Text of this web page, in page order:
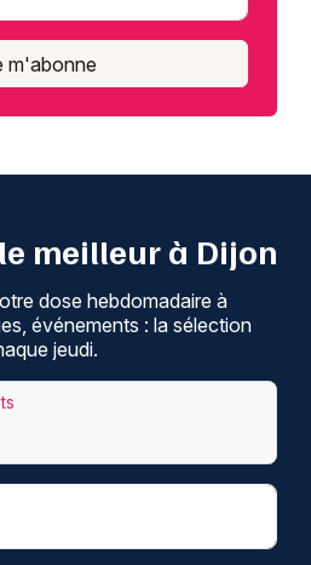
m'abonne
meilleur à Dijon
dose hebdomadaire à
événements : la sélection
jeudi.